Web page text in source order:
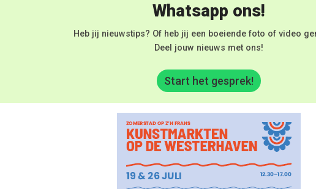
Whatsapp ons!
Heb jij nieuwstips? Of heb jij een boeiende foto of video
Deel jouw nieuws met ons!
Start het gesprek!